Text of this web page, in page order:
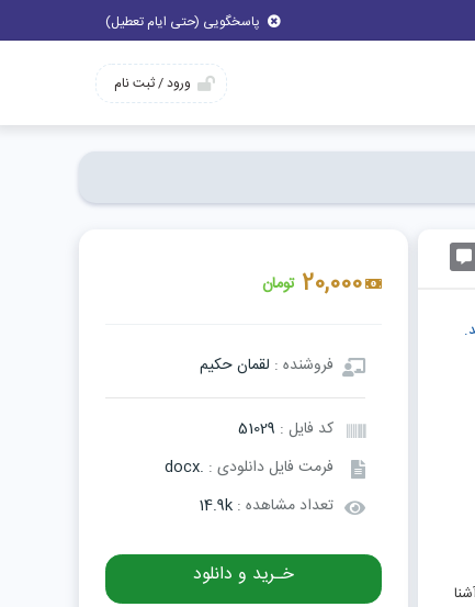
پاسخگویی (حتی ایام تعطیل)
ورود / ثبت نام
20,000 تومان
فروشنده : لقمان حکیم
کد فایل : 51029
فرمت فایل دانلودی : .docx
تعداد مشاهده : 14.9k
خـرید و دانلود